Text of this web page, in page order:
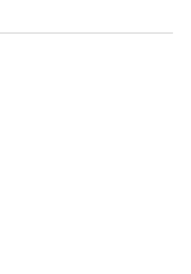
День Рождения